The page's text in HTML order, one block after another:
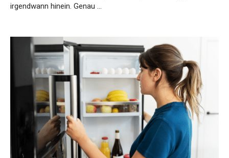
irgendwann hinein. Genau …